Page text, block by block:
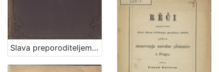
Slava preporoditeljem / nacrt [naslovne stranice] Nikole Mašića